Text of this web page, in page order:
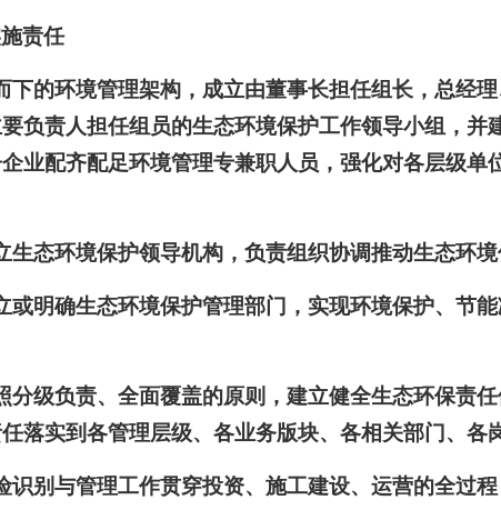
责任
下的环境管理架构，成立由董事长担任组长，总经
负责人担任组员的生态环境保护工作领导小组，并
业配齐配足环境管理专兼职人员，强化对各层级单
生态环境保护领导机构，负责组织协调推动生态环境
或明确生态环境保护管理部门，实现环境保护、节
分级负责、全面覆盖的原则，建立健全生态环保责
落实到各管理层级、各业务版块、各相关部门、各
识别与管理工作贯穿投资、施工建设、运营的全过